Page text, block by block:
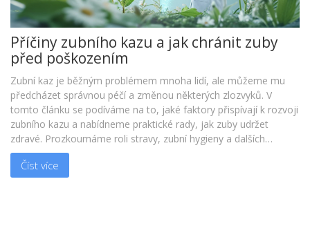
Příčiny zubního kazu a jak chránit zuby
před poškozením
Zubní kaz je běžným problémem mnoha lidí, ale můžeme mu
předcházet správnou péčí a změnou některých zlozvyků. V
tomto článku se podíváme na to, jaké faktory přispívají k rozvoji
zubního kazu a nabídneme praktické rady, jak zuby udržet
zdravé. Prozkoumáme roli stravy, zubní hygieny a dalších
faktorů, které hrají roli ve zdraví našeho ústního prostředí.
Číst více